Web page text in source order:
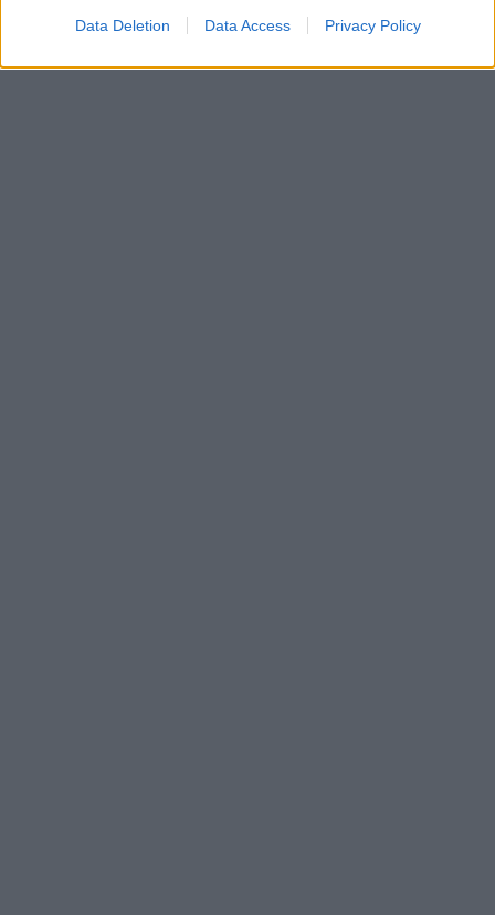
Data Deletion Data Access Privacy Policy